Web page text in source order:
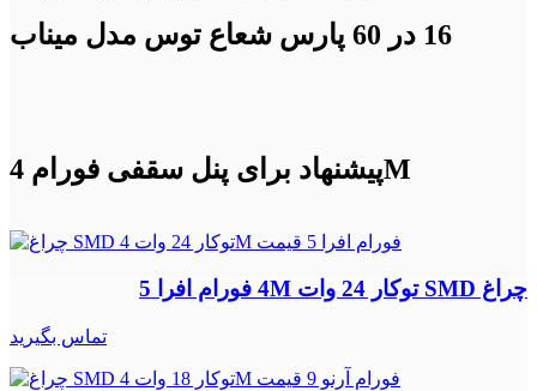
16 در 60 پارس شعاع توس مدل میناب
پیشنهاد برای پنل سقفی فورام 4M
چراغ SMD توکار 24 وات 4M فورام افرا 5
تماس بگیرید